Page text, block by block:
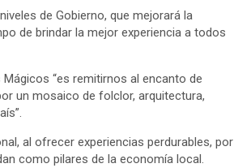
de Gobierno, que mejorará la
de brindar la mejor experiencia a todos
“es remitirnos al encanto de
un mosaico de folclor, arquitectura,
al ofrecer experiencias perdurables, por
como pilares de la economía local.